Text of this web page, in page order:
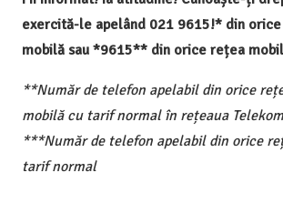
exercită-le apelând 021 9615!* din
mobilă sau *9615** din orice rețea
**Număr de telefon apelabil din orice
mobilă cu tarif normal în rețeaua Telekom
***Număr de telefon apelabil din orice
tarif normal